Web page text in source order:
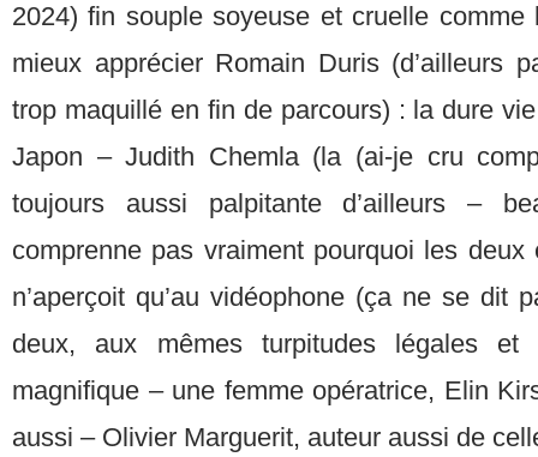
2024) fin souple soyeuse et cruelle
mieux apprécier Romain Duris (d’ailleurs
trop maquillé en fin de parcours) : la dure
Japon – Judith Chemla (la (ai-je cru
toujours aussi palpitante d’ailleurs –
comprenne pas vraiment pourquoi les deux
n’aperçoit qu’au vidéophone (ça ne se dit
deux, aux mêmes turpitudes légales et
magnifique – une femme opératrice, Elin
aussi – Olivier Marguerit, auteur aussi de